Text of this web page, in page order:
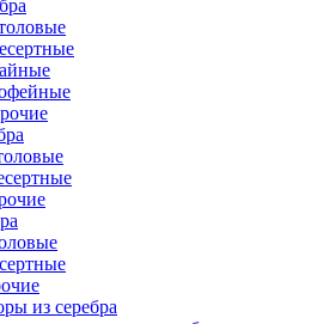
из серебра